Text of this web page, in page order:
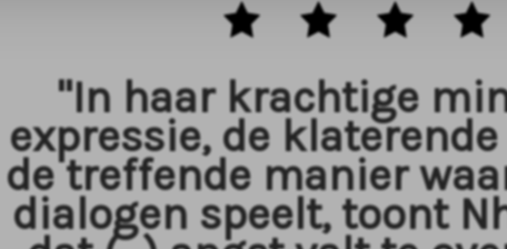
"In haar krachtige
expressie, de
de treffende manier
dialogen speelt, toont